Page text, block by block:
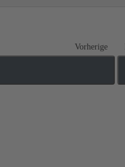
Vorherige